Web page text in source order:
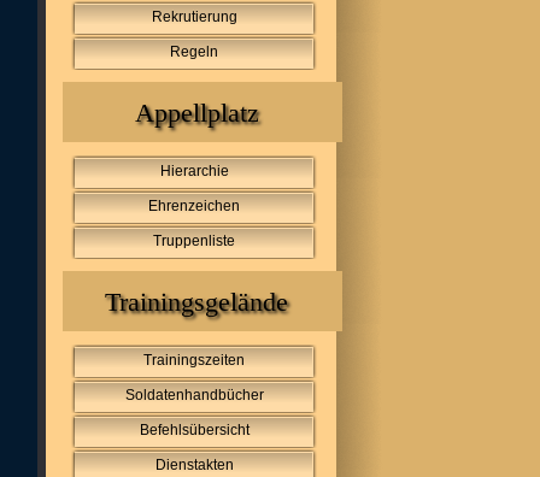
Rekrutierung
Regeln
Appellplatz
Hierarchie
Ehrenzeichen
Truppenliste
Trainingsgelände
Trainingszeiten
Soldatenhandbücher
Befehlsübersicht
Dienstakten